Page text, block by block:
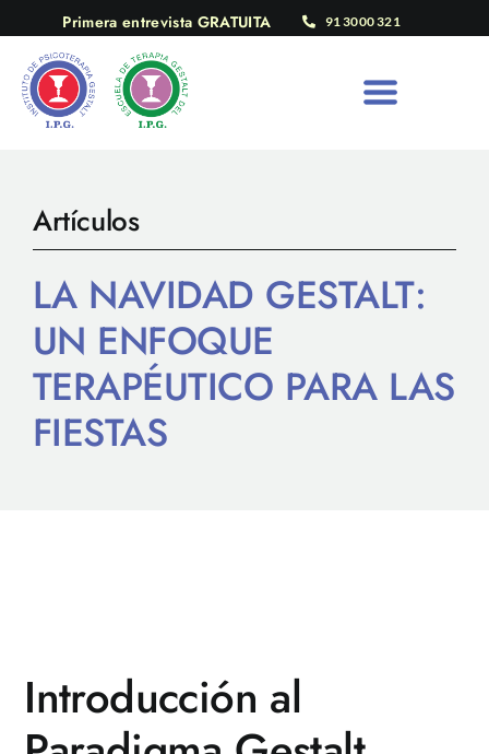
contenido
Primera entrevista GRATUITA 91 3000 321
Artículos
LA NAVIDAD GESTALT:
UN ENFOQUE
TERAPÉUTICO PARA LAS
FIESTAS
Introducción al